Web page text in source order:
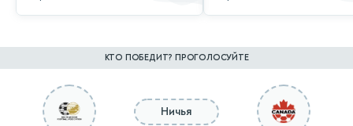
КТО ПОБЕДИТ? ПРОГОЛОСУЙТЕ
Ничья